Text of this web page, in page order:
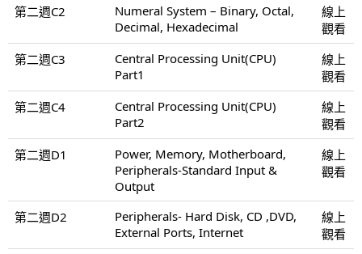
第二週C2
Numeral System – Binary, Octal,
Decimal, Hexadecimal
線上
觀看
第二週C3
Central Processing Unit(CPU)
Part1
線上
觀看
第二週C4
Central Processing Unit(CPU)
Part2
線上
觀看
第二週D1
Power, Memory, Motherboard,
Peripherals-Standard Input &
Output
線上
觀看
第二週D2
Peripherals- Hard Disk, CD ,DVD,
External Ports, Internet
線上
觀看